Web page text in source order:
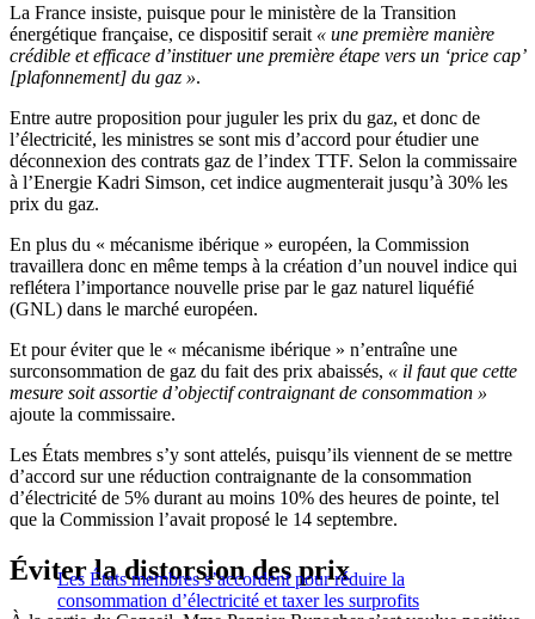
La France insiste, puisque pour le ministère de la Transition
énergétique française, ce dispositif serait « une première manière
crédible et efficace d’instituer une première étape vers un ‘price cap’
[plafonnement] du gaz ».
Entre autre proposition pour juguler les prix du gaz, et donc de
l’électricité, les ministres se sont mis d’accord pour étudier une
déconnexion des contrats gaz de l’index TTF. Selon la commissaire
à l’Energie Kadri Simson, cet indice augmenterait jusqu’à 30% les
prix du gaz.
En plus du « mécanisme ibérique » européen, la Commission
travaillera donc en même temps à la création d’un nouvel indice qui
reflétera l’importance nouvelle prise par le gaz naturel liquéfié
(GNL) dans le marché européen.
Et pour éviter que le « mécanisme ibérique » n’entraîne une
surconsommation de gaz du fait des prix abaissés, « il faut que cette
mesure soit assortie d’objectif contraignant de consommation »
ajoute la commissaire.
Les États membres s’y sont attelés, puisqu’ils viennent de se mettre
d’accord sur une réduction contraignante de la consommation
d’électricité de 5% durant au moins 10% des heures de pointe, tel
que la Commission l’avait proposé le 14 septembre.
Les États membres s’accordent pour réduire la
consommation d’électricité et taxer les surprofits
Éviter la distorsion des prix